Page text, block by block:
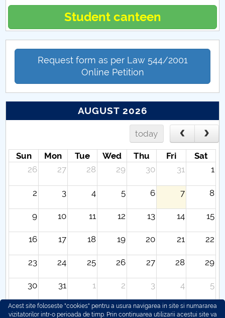
Student canteen
Request form as per Law 544/2001
Online Petition
AUGUST 2026
today
Sun Mon Tue Wed Thu Fri
Sat
26
27 28 29 30 31 1
2 3 4 5 6 7 8
9 10 11 12 13 14 15
16 17 18 19 20 21 22
23 24 25 26 27 28 29
30 31 1 2 3 4 5
Acest site foloseste "cookies" pentru a usura navigarea in site si numararea
vizitatorilor intr-o perioada de timp. Prin continuarea utilizarii acestui site va